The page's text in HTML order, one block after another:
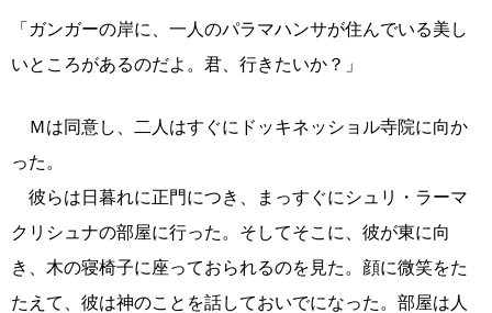
「ガンガーの岸に、一人のパラマハンサが住んでいる美し
いところがあるのだよ。君、行きたいか？」
Ｍは同意し、二人はすぐにドッキネッショル寺院に向か
った。
彼らは日暮れに正門につき、まっすぐにシュリ・ラーマ
クリシュナの部屋に行った。そしてそこに、彼が東に向
き、木の寝椅子に座っておられるのを見た。顔に微笑をた
たえて、彼は神のことを話しておいでになった。部屋は人